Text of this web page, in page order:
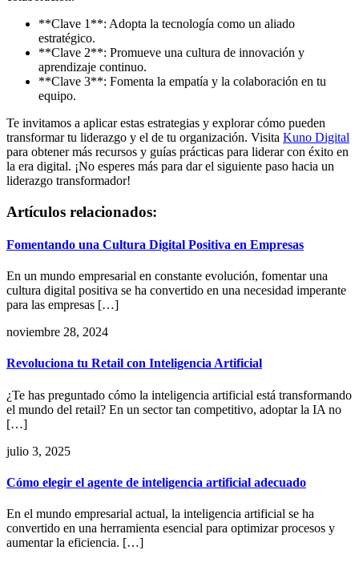
**Clave 1**: Adopta la tecnología como un aliado
estratégico.
**Clave 2**: Promueve una cultura de innovación y
aprendizaje continuo.
**Clave 3**: Fomenta la empatía y la colaboración en tu
equipo.
Te invitamos a aplicar estas estrategias y explorar cómo pueden
transformar tu liderazgo y el de tu organización. Visita Kuno Digital
para obtener más recursos y guías prácticas para liderar con éxito en
la era digital. ¡No esperes más para dar el siguiente paso hacia un
liderazgo transformador!
Artículos relacionados:
Fomentando una Cultura Digital Positiva en Empresas
En un mundo empresarial en constante evolución, fomentar una
cultura digital positiva se ha convertido en una necesidad imperante
para las empresas […]
noviembre 28, 2024
Revoluciona tu Retail con Inteligencia Artificial
¿Te has preguntado cómo la inteligencia artificial está transformando
el mundo del retail? En un sector tan competitivo, adoptar la IA no
[…]
julio 3, 2025
Cómo elegir el agente de inteligencia artificial adecuado
En el mundo empresarial actual, la inteligencia artificial se ha
convertido en una herramienta esencial para optimizar procesos y
aumentar la eficiencia. […]